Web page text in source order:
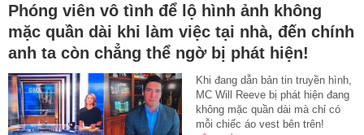
Phóng viên vô tình để lộ hình ảnh không
mặc quần dài khi làm việc tại nhà, đến chính
anh ta còn chẳng thể ngờ bị phát hiện!
Khi đang dẫn bản tin truyền hình,
MC Will Reeve bị phát hiện đang
không mặc quần dài mà chỉ có
mỗi chiếc áo vest bên trên!